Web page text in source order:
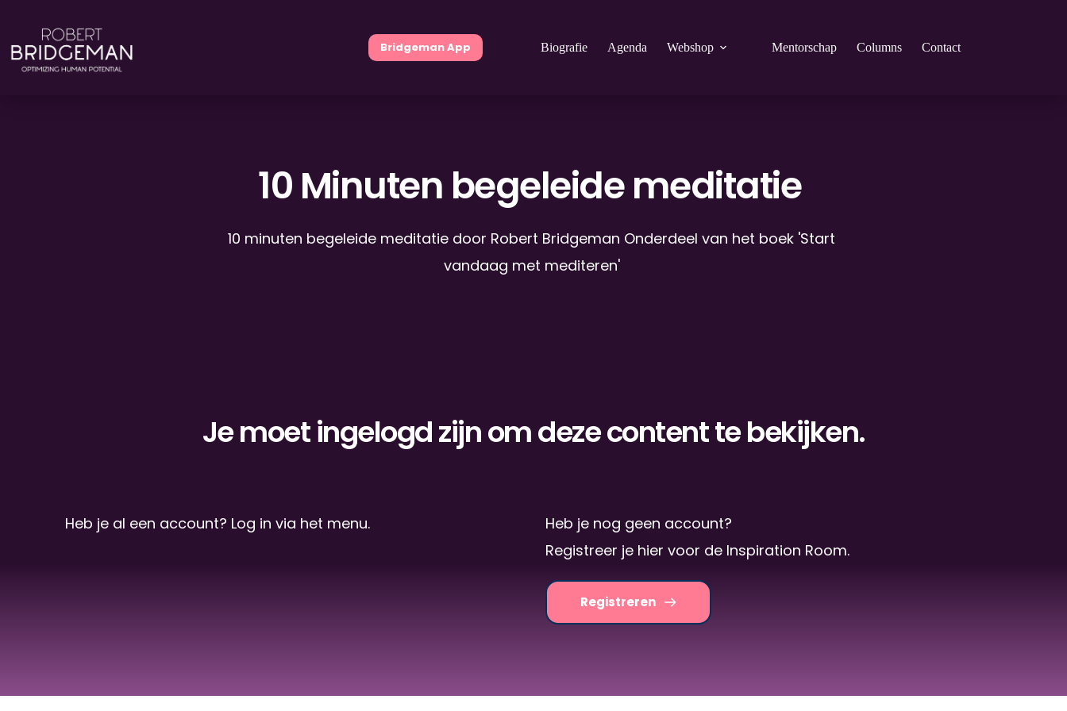
inhoud
Bridgeman App Biografie Agenda Webshop Mentorschap Columns Contact
10 Minuten begeleide meditatie
10 minuten begeleide meditatie door Robert Bridgeman Onderdeel van het boek 'Start
vandaag met mediteren'
Je moet ingelogd zijn om deze content te bekijken.
Heb je al een account? Log in via het menu.
Heb je nog geen account?
Registreer je hier voor de Inspiration Room.
Registreren